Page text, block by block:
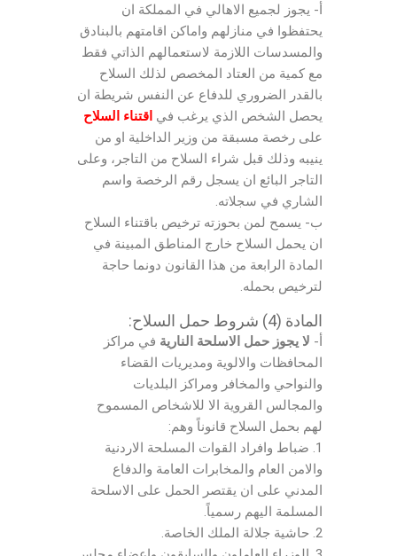
أ- يجوز لجميع الاهالي في المملكة ان
يحتفظوا في منازلهم واماكن اقامتهم بالبنادق
والمسدسات اللازمة لاستعمالهم الذاتي فقط
مع كمية من العتاد المخصص لذلك السلاح
بالقدر الضروري للدفاع عن النفس شريطة ان
يحصل الشخص الذي يرغب في اقتناء السلاح
على رخصة مسبقة من وزير الداخلية او من
ينيبه وذلك قبل شراء السلاح من التاجر، وعلى
التاجر البائع ان يسجل رقم الرخصة واسم
الشاري في سجلاته.
ب- يسمح لمن بحوزته ترخيص باقتناء السلاح
ان يحمل السلاح خارج المناطق المبينة في
المادة الرابعة من هذا القانون دونما حاجة
لترخيص بحمله.
المادة (4) شروط حمل السلاح:
أ- لا يجوز حمل الاسلحة النارية في مراكز
المحافظات والالوية ومديريات القضاء
والنواحي والمخافر ومراكز البلديات
والمجالس القروية الا للاشخاص المسموح
لهم بحمل السلاح قانوناً وهم:
1. ضباط وافراد القوات المسلحة الاردنية
والامن العام والمخابرات العامة والدفاع
المدني على ان يقتصر الحمل على الاسلحة
المسلمة اليهم رسمياً.
2. حاشية جلالة الملك الخاصة.